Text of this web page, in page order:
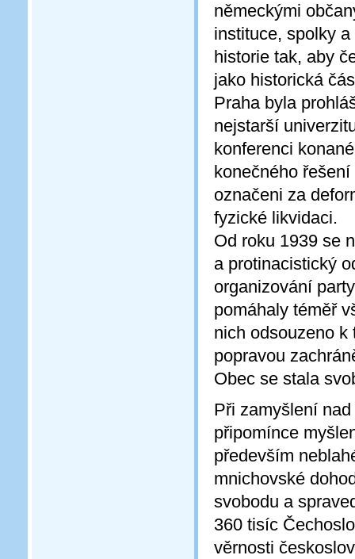
německými
instituce, spolky
historie tak, aby
jako historická
Praha byla
nejstarší
konferenci
konečného
označeni za
fyzické likvidaci.
Od roku 1939 se
a protinacistický
organizování
pomáhaly téměř
nich odsouzeno
popravou
Obec se stala
Při zamyšlení
připomínce
především
mnichovské
svobodu a
360 tisíc
věrnosti